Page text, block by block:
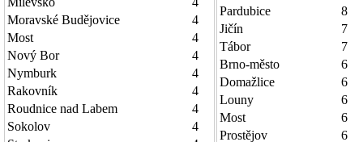
Moravské Budějovice
4
Most
4
Nový Bor
4
Nymburk
4
Rakovník
4
Roudnice nad Labem
4
Sokolov
4
Pardubice
8
Jičín
7
Tábor
7
Brno-město
6
Domažlice
6
Louny
6
Most
6
Prostějov
6